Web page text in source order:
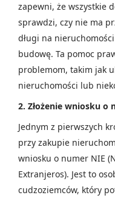
zapewni, że wszystkie
sprawdzi, czy nie ma
długi na
budowę. Ta pomoc
problemom, takim jak
nieruchomości lub
2. Złożenie wniosku o
Jednym z pierwszych
przy zakupie
wniosku o numer NIE
Extranjeros). Jest to
cudzoziemców, który